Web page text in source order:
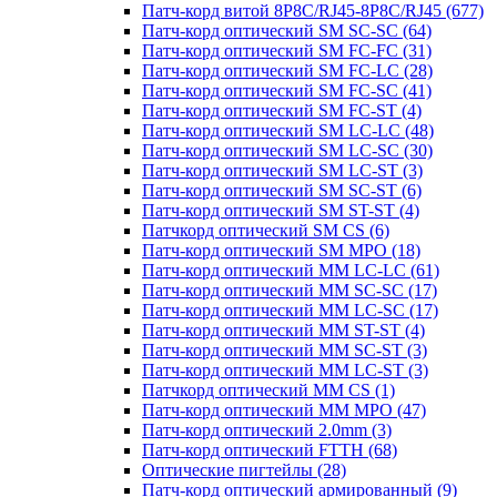
Патч-корд витой 8P8C/RJ45-8P8C/RJ45 (677)
Патч-корд оптический SM SC-SC (64)
Патч-корд оптический SM FC-FC (31)
Патч-корд оптический SM FC-LC (28)
Патч-корд оптический SM FC-SC (41)
Патч-корд оптический SM FC-ST (4)
Патч-корд оптический SM LC-LC (48)
Патч-корд оптический SM LC-SC (30)
Патч-корд оптический SM LC-ST (3)
Патч-корд оптический SM SC-ST (6)
Патч-корд оптический SM ST-ST (4)
Патчкорд оптический SM CS (6)
Патч-корд оптический SM MPO (18)
Патч-корд оптический MM LC-LC (61)
Патч-корд оптический MM SC-SC (17)
Патч-корд оптический MM LC-SC (17)
Патч-корд оптический MM ST-ST (4)
Патч-корд оптический MM SC-ST (3)
Патч-корд оптический MM LC-ST (3)
Патчкорд оптический MM CS (1)
Патч-корд оптический MM MPO (47)
Патч-корд оптический 2.0mm (3)
Патч-корд оптический FTTH (68)
Оптические пигтейлы (28)
Патч-корд оптический армированный (9)